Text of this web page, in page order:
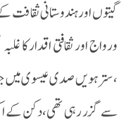
گیتوں اور ہندوستانی ثقافت
ورواج اور ثقافتی اقدار کا
،سترہویں صدی عیسوی میں
سے گزر رہی تھی ،دکن کے